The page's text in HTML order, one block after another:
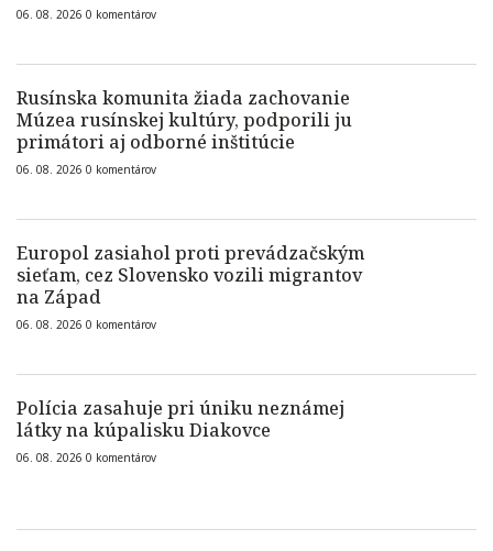
06. 08. 2026 0 komentárov
Rusínska komunita žiada zachovanie
Múzea rusínskej kultúry, podporili ju
primátori aj odborné inštitúcie
06. 08. 2026 0 komentárov
Europol zasiahol proti prevádzačským
sieťam, cez Slovensko vozili migrantov
na Západ
06. 08. 2026 0 komentárov
Polícia zasahuje pri úniku neznámej
látky na kúpalisku Diakovce
06. 08. 2026 0 komentárov